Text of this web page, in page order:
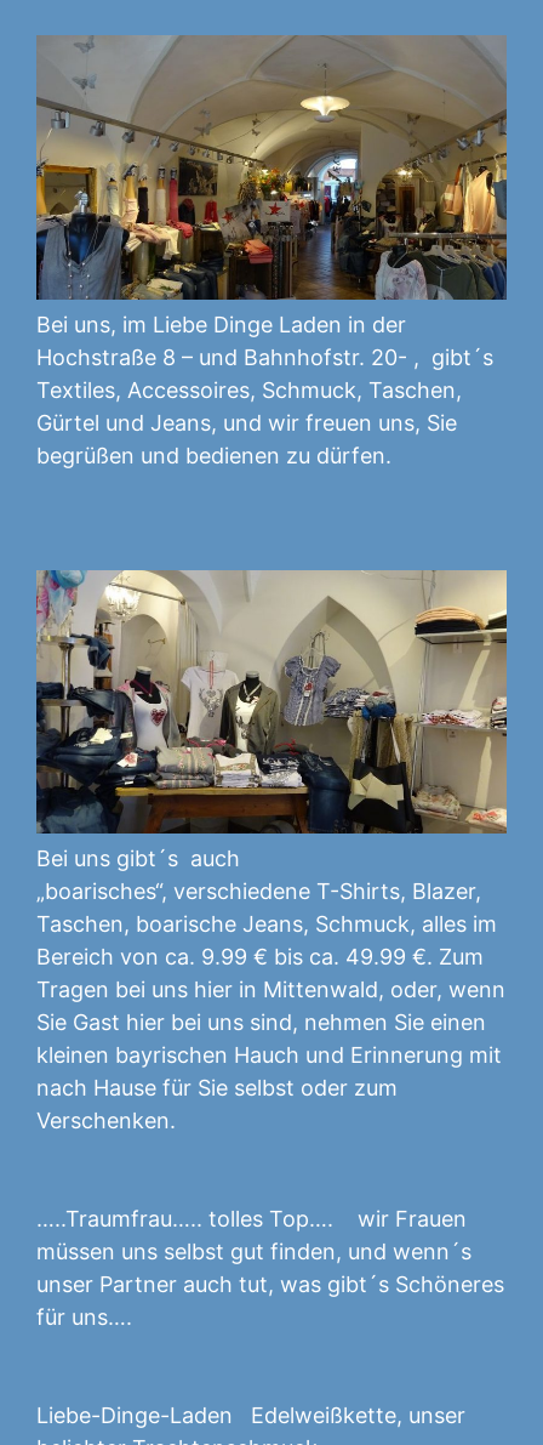
Bei uns, im Liebe Dinge Laden in der
Hochstraße 8 – und Bahnhofstr. 20- , gibt´s
Textiles, Accessoires, Schmuck, Taschen,
Gürtel und Jeans, und wir freuen uns, Sie
begrüßen und bedienen zu dürfen.
Bei uns gibt´s auch
„boarisches“, verschiedene T-Shirts, Blazer,
Taschen, boarische Jeans, Schmuck, alles im
Bereich von ca. 9.99 € bis ca. 49.99 €. Zum
Tragen bei uns hier in Mittenwald, oder, wenn
Sie Gast hier bei uns sind, nehmen Sie einen
kleinen bayrischen Hauch und Erinnerung mit
nach Hause für Sie selbst oder zum
Verschenken.
…..Traumfrau….. tolles Top…. wir Frauen
müssen uns selbst gut finden, und wenn´s
unser Partner auch tut, was gibt´s Schöneres
für uns….
Liebe-Dinge-Laden Edelweißkette, unser